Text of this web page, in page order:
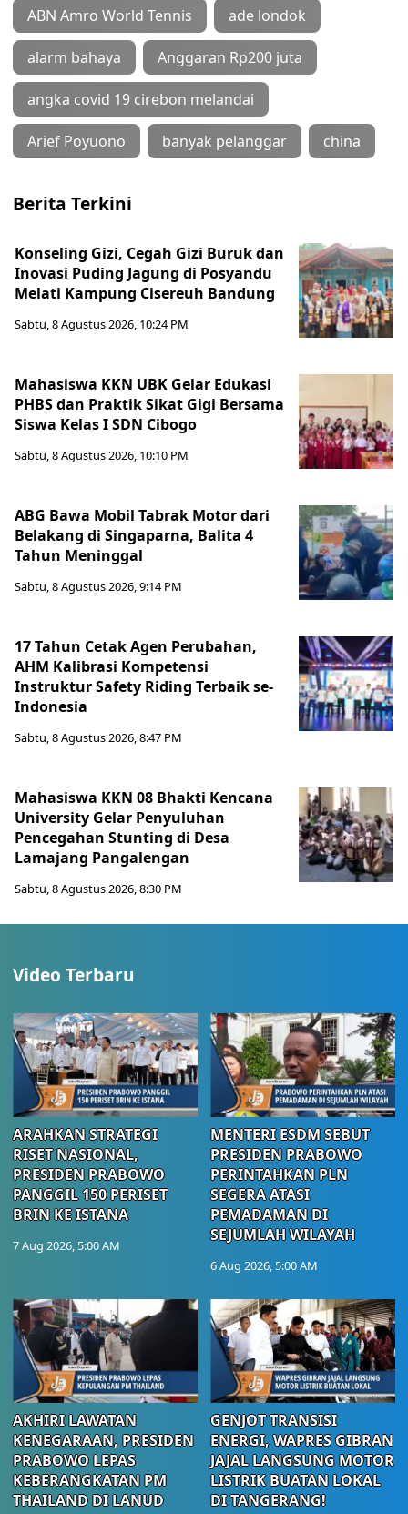
ABN Amro World Tennis ade londok
alarm bahaya Anggaran Rp200 juta
angka covid 19 cirebon melandai
Arief Poyuono banyak pelanggar china
Berita Terkini
Konseling Gizi, Cegah Gizi Buruk dan
Inovasi Puding Jagung di Posyandu
Melati Kampung Cisereuh Bandung
Sabtu, 8 Agustus 2026, 10:24 PM
Mahasiswa KKN UBK Gelar Edukasi
PHBS dan Praktik Sikat Gigi Bersama
Siswa Kelas I SDN Cibogo
Sabtu, 8 Agustus 2026, 10:10 PM
ABG Bawa Mobil Tabrak Motor dari
Belakang di Singaparna, Balita 4
Tahun Meninggal
Sabtu, 8 Agustus 2026, 9:14 PM
17 Tahun Cetak Agen Perubahan,
AHM Kalibrasi Kompetensi
Instruktur Safety Riding Terbaik se-
Indonesia
Sabtu, 8 Agustus 2026, 8:47 PM
Mahasiswa KKN 08 Bhakti Kencana
University Gelar Penyuluhan
Pencegahan Stunting di Desa
Lamajang Pangalengan
Sabtu, 8 Agustus 2026, 8:30 PM
Video Terbaru
ARAHKAN STRATEGI
RISET NASIONAL,
PRESIDEN PRABOWO
PANGGIL 150 PERISET
BRIN KE ISTANA
7 Aug 2026, 5:00 AM
MENTERI ESDM SEBUT
PRESIDEN PRABOWO
PERINTAHKAN PLN
SEGERA ATASI
PEMADAMAN DI
SEJUMLAH WILAYAH
6 Aug 2026, 5:00 AM
AKHIRI LAWATAN
KENEGARAAN, PRESIDEN
PRABOWO LEPAS
KEBERANGKATAN PM
THAILAND DI LANUD
GENJOT TRANSISI
ENERGI, WAPRES GIBRAN
JAJAL LANGSUNG MOTOR
LISTRIK BUATAN LOKAL
DI TANGERANG!